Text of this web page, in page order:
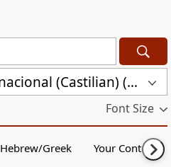
Nueva Versión Internacional (Castilian) (CST)
Font Size
Hebrew/Greek Your Content